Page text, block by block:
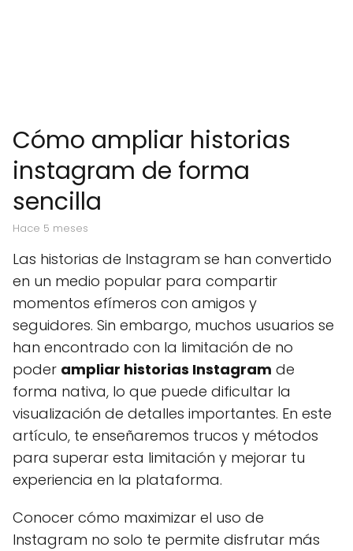
Cómo ampliar historias
instagram de forma
sencilla
hace 5 meses
Las historias de Instagram se han convertido
en un medio popular para compartir
momentos efímeros con amigos y
seguidores. Sin embargo, muchos usuarios se
han encontrado con la limitación de no
poder ampliar historias Instagram de
forma nativa, lo que puede dificultar la
visualización de detalles importantes. En este
artículo, te enseñaremos trucos y métodos
para superar esta limitación y mejorar tu
experiencia en la plataforma.
Conocer cómo maximizar el uso de
Instagram no solo te permite disfrutar más